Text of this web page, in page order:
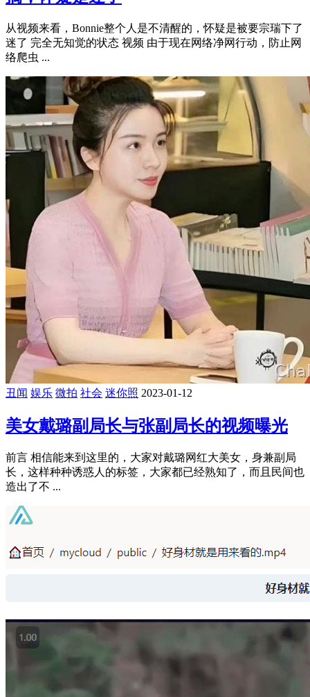
从视频来看，Bonnie整个人是不清醒的，怀疑是被要宗瑞下了
迷了 完全无知觉的状态 视频 由于现在网络净网行动，防止网
络爬虫 ...
丑闻 娱乐 微拍 社会 迷你照 2023-01-12
美女戴璐副局长与张副局长的视频曝光
前言 相信能来到这里的，大家对戴璐网红大美女，身兼副局
长，这样种种诱惑人的标签，大家都已经熟知了，而且民间也
造出了不 ...